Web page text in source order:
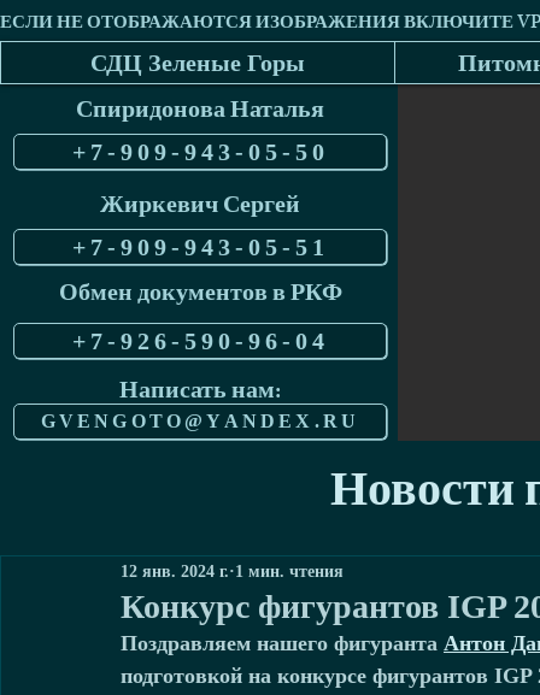
СДЦ Зеленые Горы
Спиридонова Наталья
+7-909-943-05-50
Жиркевич Сергей
+7-909-943-05-51
Обмен документов в РКФ
+7-926-590-96-04
Написать нам:
GVENGOTO@YANDEX.RU
Новости
Конкурс фигурантов IGP
12 янв. 2024 г. 1 мин. чтения
Поздравляем нашего фигуранта Антон
подготовкой на конкурсе фигурантов IGP